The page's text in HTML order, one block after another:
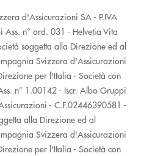
d'Assicurazioni SA - P.IVA
n° ord. 031 - Helvetia Vita
soggetta alla Direzione ed al
Svizzera d'Assicurazioni
per l'Italia - Società con
n° 1.00142 - Iscr. Albo Gruppi
- C.F.02446390581 -
alla Direzione ed al
Svizzera d'Assicurazioni
per l'Italia - Società con